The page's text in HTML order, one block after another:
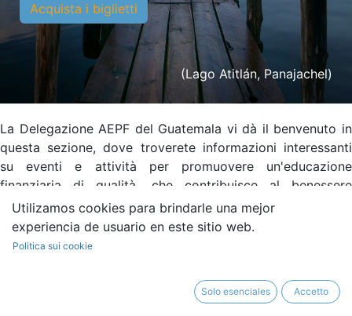
Acquista i biglietti​
(Lago Atitlán, Panajachel)
La Delegazione AEPF del Guatemala vi dà il benvenuto in
questa sezione, dove troverete informazioni interessanti
su eventi e attività per promuovere un'educazione
finanziaria di qualità, che contribuisce al benessere
finanziario dei cittadini, poiché combina elementi
importanti come: la definizione degli obiettivi, la resilienza
finanziaria, la visione ottimistica del futuro, la gestione
nonché prendere decisioni più informate.
Utilizamos cookies para brindarle una mejor
experiencia de usuario en este sitio web.
Politica sui cookie
Solo esenciales Accetto